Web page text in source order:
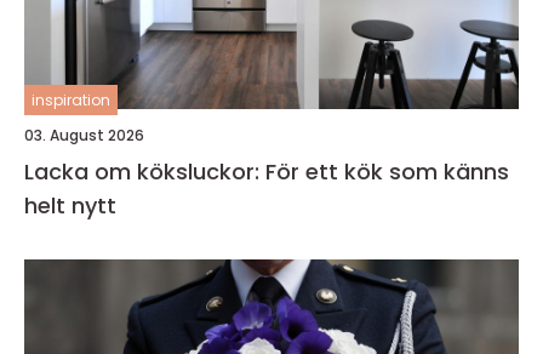
inspiration
03. August 2026
Lacka om köksluckor: För ett kök som känns
helt nytt